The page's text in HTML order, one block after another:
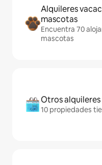
Alquileres
mascotas
Encuentra 70
mascotas
Otros
10 propiedades